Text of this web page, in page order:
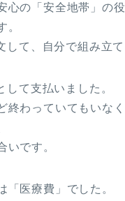
の「安全地帯」の役
。
て、自分で組み立て
て支払いました。
わっていてもいな
いです。
「医療費」でした。